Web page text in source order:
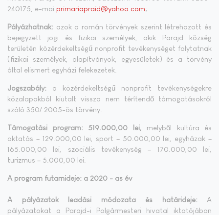
240175, e-mai primariapraid@yahoo.com;
Pályázhatnak: azok a román törvények szerint létrehozott és
bejegyzett jogi és fizikai személyek, akik Parajd község
területén közérdekeltségű nonprofit tevékenységet folytatnak
(fizikai személyek, alapítványok, egyesületek) és a törvény
által elismert egyházi felekezetek.
Jogszabály: a közérdekeltségű nonprofit tevékenységekre
közalapokból kiutalt vissza nem térítendő támogatásokról
szóló 350/ 2005-ös törvény.
Támogatási program: 519.000,00 lei, melyből kultúra és
oktatás – 129.000,00 lei, sport – 50.000,00 lei, egyházak –
165.000,00 lei, szociális tevékenység – 170.000,00 lei,
turizmus – 5.000,00 lei.
A program futamideje: a 2020 - as év
A pályázatok leadási módozata és határideje: A
pályázatokat a Parajd-i Polgármesteri hivatal iktatójában